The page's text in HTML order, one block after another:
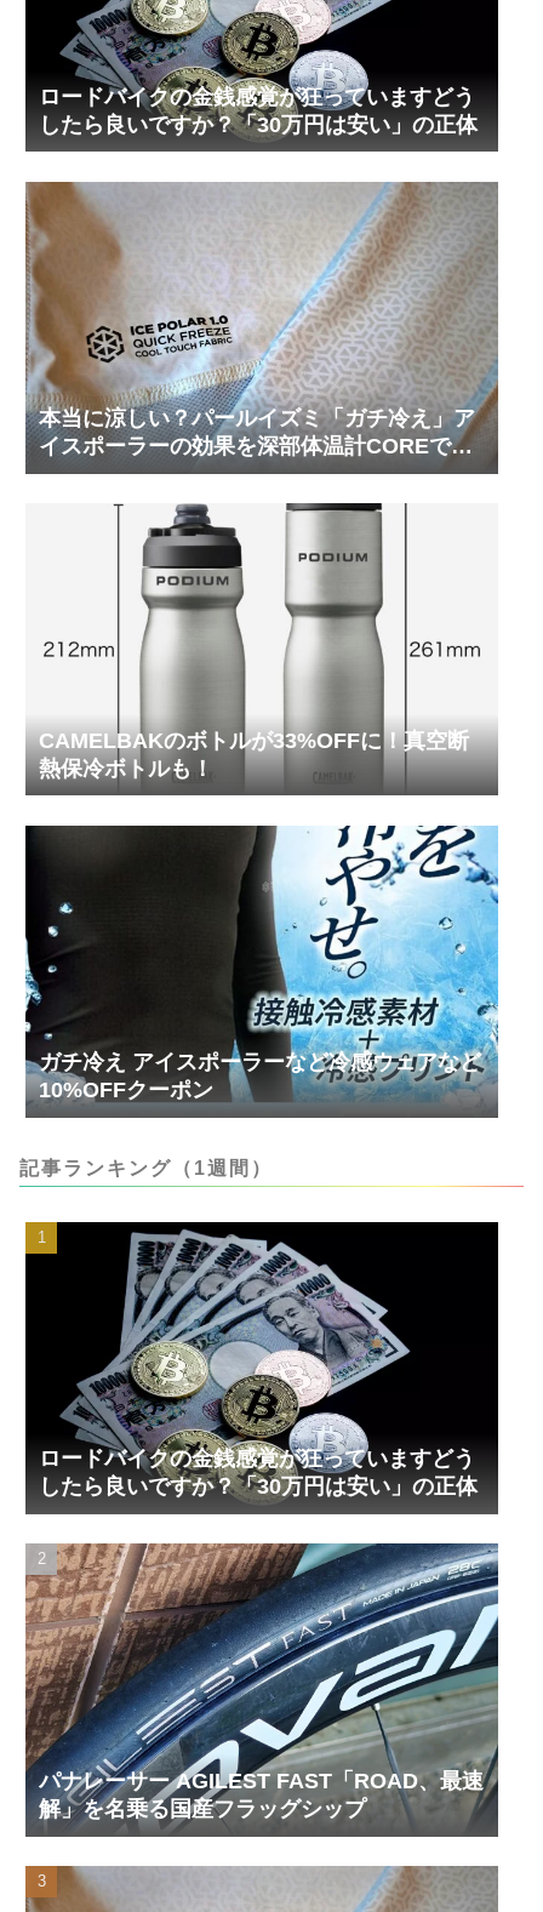
ロードバイクの金銭感覚が狂っていますどう
したら良いですか？「30万円は安い」の正体
本当に涼しい？パールイズミ「ガチ冷え」ア
イスポーラーの効果を深部体温計COREで測
ってみた
CAMELBAKのボトルが33%OFFに！真空断
熱保冷ボトルも！
ガチ冷え アイスポーラーなど冷感ウェアなど
10%OFFクーポン
記事ランキング（1週間）
ロードバイクの金銭感覚が狂っていますどう
したら良いですか？「30万円は安い」の正体
パナレーサー AGILEST FAST「ROAD、最速
解」を名乗る国産フラッグシップ